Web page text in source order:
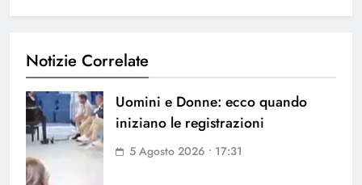
Notizie Correlate
Uomini e Donne: ecco quando
iniziano le registrazioni
5 Agosto 2026 • 17:31